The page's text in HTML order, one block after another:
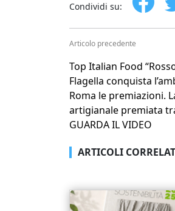
Condividi su:
Articolo precedente
Top Italian Food
Flagella conquista
Roma le premiazioni.
artigianale premiata
GUARDA IL VIDEO
ARTICOLI